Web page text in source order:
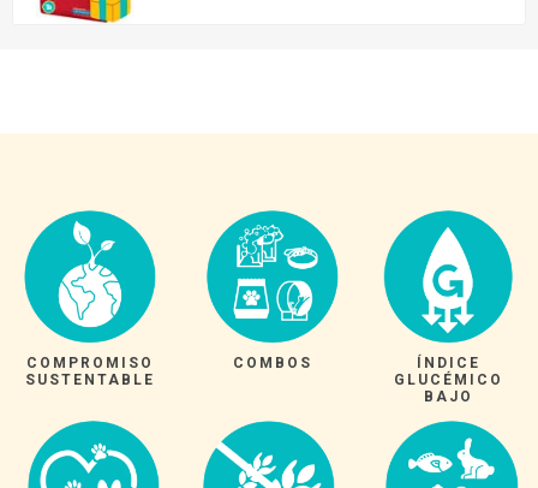
COMPROMISO
SUSTENTABLE
COMBOS
ÍNDICE
GLUCÉMICO
BAJO